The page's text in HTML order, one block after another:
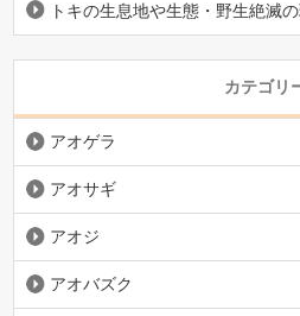
トキの生息地や生態・野生絶滅
カテゴリ
アオゲラ
アオサギ
アオジ
アオバズク